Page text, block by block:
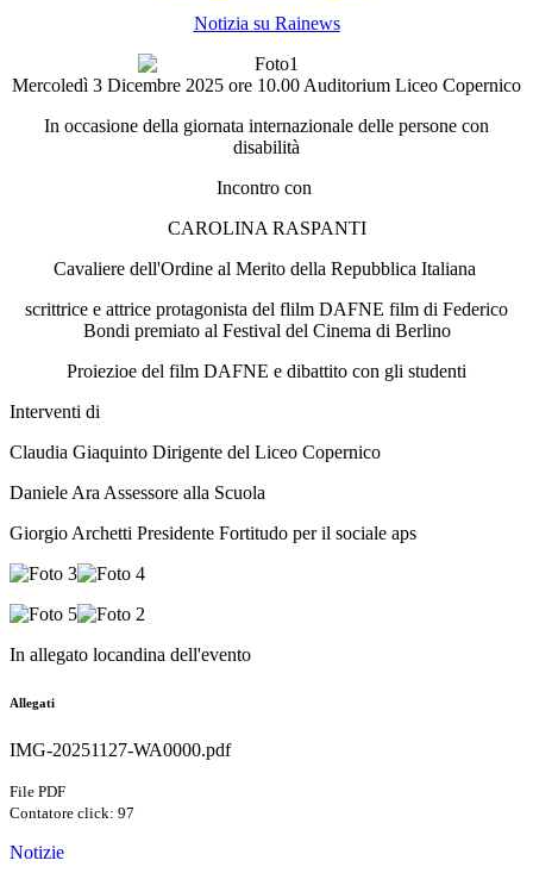
Notizia su Rainews
Mercoledì 3 Dicembre 2025 ore 10.00 Auditorium Liceo Copernico
In occasione della giornata internazionale delle persone con
disabilità
Incontro con
CAROLINA RASPANTI
Cavaliere dell'Ordine al Merito della Repubblica Italiana
scrittrice e attrice protagonista del flilm DAFNE film di Federico
Bondi premiato al Festival del Cinema di Berlino
Proiezioe del film DAFNE e dibattito con gli studenti
Interventi di
Claudia Giaquinto Dirigente del Liceo Copernico
Daniele Ara Assessore alla Scuola
Giorgio Archetti Presidente Fortitudo per il sociale aps
In allegato locandina dell'evento
Allegati
IMG-20251127-WA0000.pdf
File PDF
Contatore click: 97
Notizie